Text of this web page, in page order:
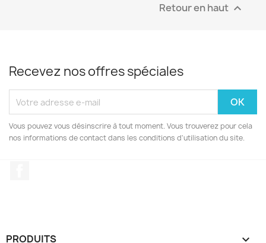
Retour en haut 
Recevez nos offres spéciales
Vous pouvez vous désinscrire à tout moment. Vous trouverez pour cela
nos informations de contact dans les conditions d'utilisation du site.
PRODUITS 